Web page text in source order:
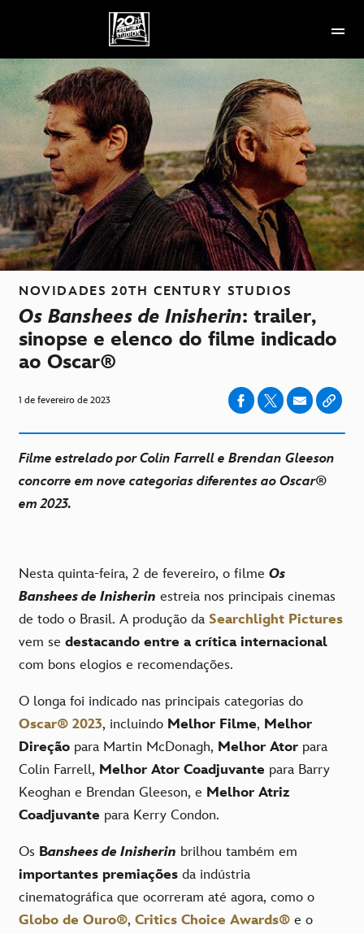
NOVIDADES 20TH CENTURY STUDIOS
Os Banshees de Inisherin: trailer,
sinopse e elenco do filme indicado
ao Oscar®
1 de fevereiro de 2023
Filme estrelado por Colin Farrell e Brendan Gleeson
concorre em nove categorias diferentes ao Oscar®
em 2023.
Nesta quinta-feira, 2 de fevereiro, o filme Os
Banshees de Inisherin estreia nos principais cinemas
de todo o Brasil. A produção da Searchlight Pictures
vem se destacando entre a crítica internacional
com bons elogios e recomendações.
O longa foi indicado nas principais categorias do
Oscar® 2023, incluindo Melhor Filme, Melhor
Direção para Martin McDonagh, Melhor Ator para
Colin Farrell, Melhor Ator Coadjuvante para Barry
Keoghan e Brendan Gleeson, e Melhor Atriz
Coadjuvante para Kerry Condon.
Os Banshees de Inisherin brilhou também em
importantes premiações da indústria
cinematográfica que ocorreram até agora, como o
Globo de Ouro®, Critics Choice Awards® e o